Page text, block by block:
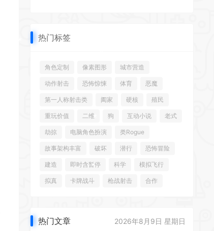
热门标签
角色定制 像素图形 城市营造
动作射击 恐怖惊悚 体育 恶魔
第一人称射击类 阖家 硬核 殖民
重玩价值 二维 狗 互动小说 老式
劫掠 电脑角色扮演 类Rogue
故事架构丰富 破坏 潜行 恐怖冒险
建造 即时含暂停 科学 模拟飞行
拟真 卡牌战斗 枪战射击 合作
热门文章 2026年8月9日 星期日